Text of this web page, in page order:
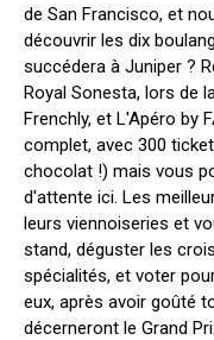
de San Francisco, et
découvrir les dix
succédera à Juniper ?
Royal Sonesta, lors de
Frenchly, et L'Apéro by
complet, avec 300
chocolat !) mais vous
d'attente ici. Les
leurs viennoiseries et
stand, déguster les
spécialités, et voter
eux, après avoir goûté
décerneront le Grand